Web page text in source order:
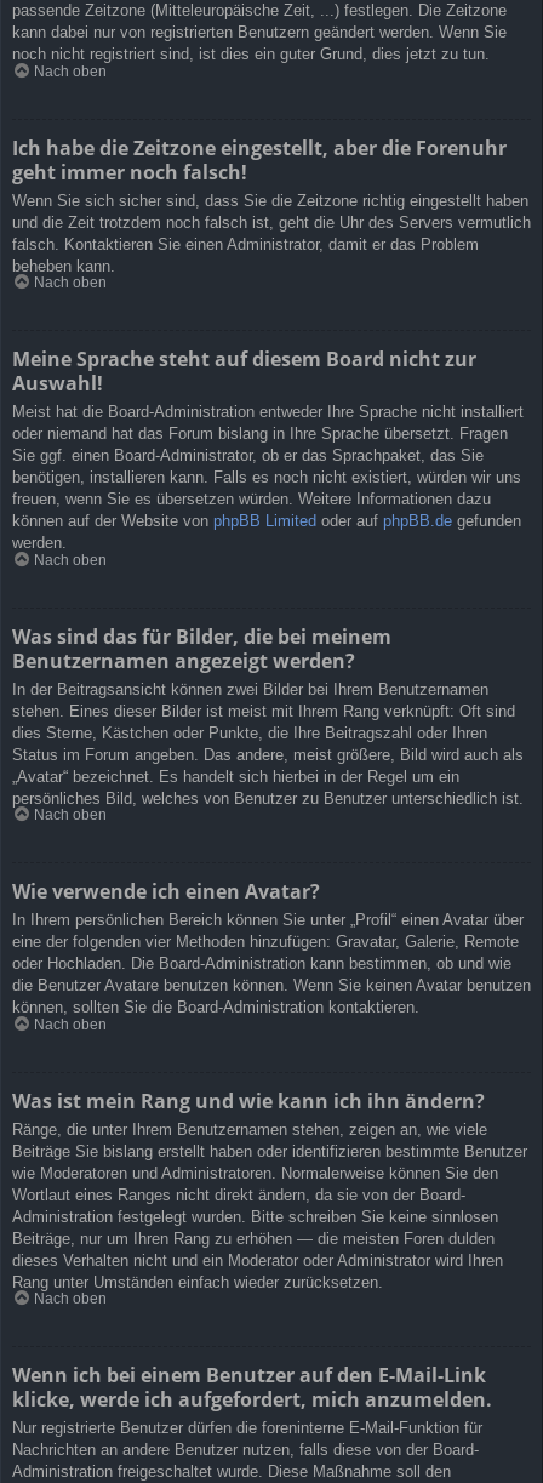
passende Zeitzone (Mitteleuropäische Zeit, ...) festlegen. Die Zeitzone
kann dabei nur von registrierten Benutzern geändert werden. Wenn Sie
noch nicht registriert sind, ist dies ein guter Grund, dies jetzt zu tun.
Nach oben
Ich habe die Zeitzone eingestellt, aber die Forenuhr
geht immer noch falsch!
Wenn Sie sich sicher sind, dass Sie die Zeitzone richtig eingestellt haben
und die Zeit trotzdem noch falsch ist, geht die Uhr des Servers vermutlich
falsch. Kontaktieren Sie einen Administrator, damit er das Problem
beheben kann.
Nach oben
Meine Sprache steht auf diesem Board nicht zur
Auswahl!
Meist hat die Board-Administration entweder Ihre Sprache nicht installiert
oder niemand hat das Forum bislang in Ihre Sprache übersetzt. Fragen
Sie ggf. einen Board-Administrator, ob er das Sprachpaket, das Sie
benötigen, installieren kann. Falls es noch nicht existiert, würden wir uns
freuen, wenn Sie es übersetzen würden. Weitere Informationen dazu
können auf der Website von phpBB Limited oder auf phpBB.de gefunden
werden.
Nach oben
Was sind das für Bilder, die bei meinem
Benutzernamen angezeigt werden?
In der Beitragsansicht können zwei Bilder bei Ihrem Benutzernamen
stehen. Eines dieser Bilder ist meist mit Ihrem Rang verknüpft: Oft sind
dies Sterne, Kästchen oder Punkte, die Ihre Beitragszahl oder Ihren
Status im Forum angeben. Das andere, meist größere, Bild wird auch als
„Avatar“ bezeichnet. Es handelt sich hierbei in der Regel um ein
persönliches Bild, welches von Benutzer zu Benutzer unterschiedlich ist.
Nach oben
Wie verwende ich einen Avatar?
In Ihrem persönlichen Bereich können Sie unter „Profil“ einen Avatar über
eine der folgenden vier Methoden hinzufügen: Gravatar, Galerie, Remote
oder Hochladen. Die Board-Administration kann bestimmen, ob und wie
die Benutzer Avatare benutzen können. Wenn Sie keinen Avatar benutzen
können, sollten Sie die Board-Administration kontaktieren.
Nach oben
Was ist mein Rang und wie kann ich ihn ändern?
Ränge, die unter Ihrem Benutzernamen stehen, zeigen an, wie viele
Beiträge Sie bislang erstellt haben oder identifizieren bestimmte Benutzer
wie Moderatoren und Administratoren. Normalerweise können Sie den
Wortlaut eines Ranges nicht direkt ändern, da sie von der Board-
Administration festgelegt wurden. Bitte schreiben Sie keine sinnlosen
Beiträge, nur um Ihren Rang zu erhöhen — die meisten Foren dulden
dieses Verhalten nicht und ein Moderator oder Administrator wird Ihren
Rang unter Umständen einfach wieder zurücksetzen.
Nach oben
Wenn ich bei einem Benutzer auf den E-Mail-Link
klicke, werde ich aufgefordert, mich anzumelden.
Nur registrierte Benutzer dürfen die foreninterne E-Mail-Funktion für
Nachrichten an andere Benutzer nutzen, falls diese von der Board-
Administration freigeschaltet wurde. Diese Maßnahme soll den